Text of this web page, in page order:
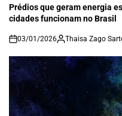
IN
Prédios que geram energia
cidades funcionam no Brasil
on
03/01/2026 Thaisa Zago